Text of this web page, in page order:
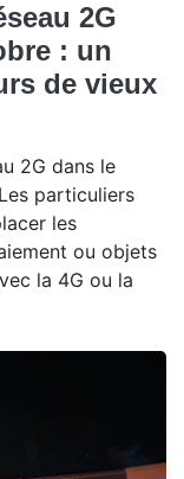
2G
: un
de vieux
2G dans le
particuliers
les
ou objets
la 4G ou la